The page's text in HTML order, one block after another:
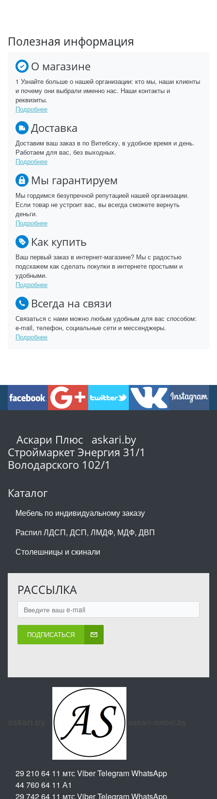
Полезная информация
О магазине
1 Узнайте больше о нашей организации: кто мы, наши клиенты
и почему они выбрали именно нас. Наши контакты и
реквизиты.
Подробнее
Доставка
Доставим ваш заказ в по Витебску, в удобное время и день.
Работаем для вас, без выходных.
Подробнее
Мы гарантируем
Мы гордимся безупречной репутацией нашей организации.
Если товар не устроит вас, вы всегда сможете вернуть
деньги.
Подробнее
Как купить
Ваш первый заказ в интернет-магазине? Мы с радостью
подскажем как сделать покупки в интернете простыми и
удобными.
Подробнее
Всегда на связи
Связаться с нами можно любым удобным для вас способом:
e-mail, телефон, социальные сети и мессенджеры.
Подробнее
Аскари Плюс askari.by
Строймаркет Энергия 31/1
Володарского 102/1
Каталог
Мебель по индивидуальному заказу
Распил ЛДСП, ДСП, ЛМДФ, МДФ, ДВП
Столешницы и скинали
РАССЫЛКА
ПОДПИСАТЬСЯ
29 210 64 11 мтс Viber Telegram WhatsApp
44 760 64 11 А1
29 742 64 11 мтс Viber Telegram WhatsApp